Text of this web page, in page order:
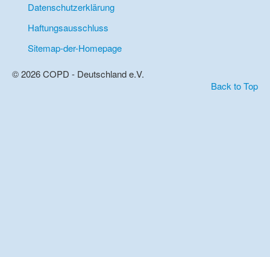
Datenschutzerklärung
Haftungsausschluss
Sitemap-der-Homepage
Back to Top
© 2026 COPD - Deutschland e.V.